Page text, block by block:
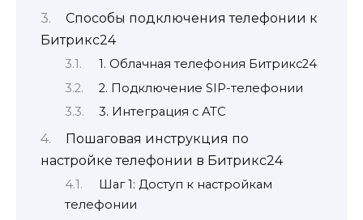
Способы подключения телефонии к
Битрикс24
1. Облачная телефония Битрикс24
2. Подключение SIP-телефонии
3. Интеграция с АТС
Пошаговая инструкция по
настройке телефонии в Битрикс24
Шаг 1: Доступ к настройкам
телефонии